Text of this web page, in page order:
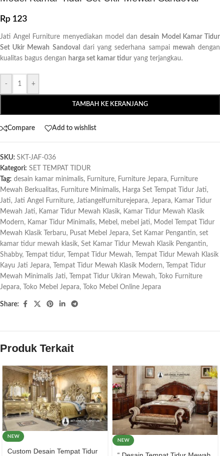
Rp 123
Jati Angel Furniture menyediakan model dandesain Model Kamar Tidur
Set Ukir Mewah Sandoval
dari yang sederhana sampai mewah dengan
kualitas bagus dengan harga set kamar tidur yang terjangkau.
- +
TAMBAH KE KERANJANG
Compare Add to wishlist
SKU: SKT-JAF-036
Kategori: SET TEMPAT TIDUR
Tag: desain kamar minimalis, Furniture, Furniture Jepara, Furniture
Mewah Berkualitas, Furniture Minimalis, Harga Set Tempat Tidur Jati,
Jati, Jati Angel Furniture, Jatiangelfurniturejepara, Jepara, Kamar Tidur
Mewah Jati, Kamar Tidur Mewah Klasik, Kamar Tidur Mewah Klasik
Modern, Kamar Tidur Minimalis, Mebel , mebel jati, Model Tempat Tidur
Mewah Klasik Terbaru, Pusat Mebel Jepara, Set Kamar Pengantin, set
kamar tidur mewah klasik, Set Kamar Tidur Mewah Klasik Pengantin,
Shabby, Tempat tidur, Tempat Tidur Mewah,
Tempat Tidur Mewah Klasik
Kayu Jati Jepara, Tempat Tidur Mewah Klasik Modern,
Tempat Tidur
Mewah Minimalis Jati, Tempat Tidur Ukiran Mewah,
Toko Furniture
Jepara, Toko Mebel Jepara, Toko Mebel Online Jepara
Share:
Produk Terkait
NEW
Custom Desain Tempat Tidur
NEW